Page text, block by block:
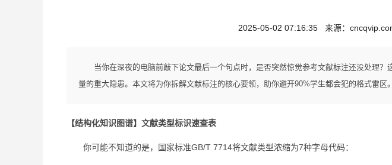
2025-05-02 07:16:35 来源：
当你在深夜的电脑前敲下论文最后一个句点时，是否突然惊觉参考文献标注还没处理
量的重大隐患。本文将为你拆解文献标注的核心要领，助你避开90%学生都会犯的格式雷区。
【结构化知识图谱】文献类型标识速查表
你可能不知道的是，国家标准GB/T 7714将文献类型浓缩为7种字母代码：